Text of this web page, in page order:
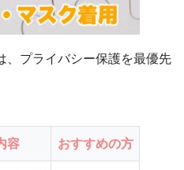
、プライバシー保護を最優先
容 おすすめの方